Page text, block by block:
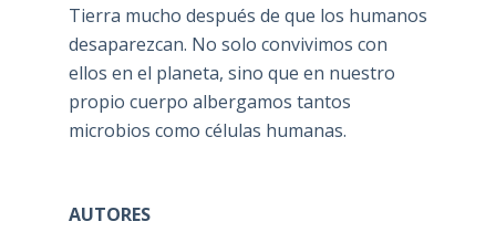
Tierra mucho después de que los humanos
desaparezcan. No solo convivimos con
ellos en el planeta, sino que en nuestro
propio cuerpo albergamos tantos
microbios como células humanas.
AUTORES